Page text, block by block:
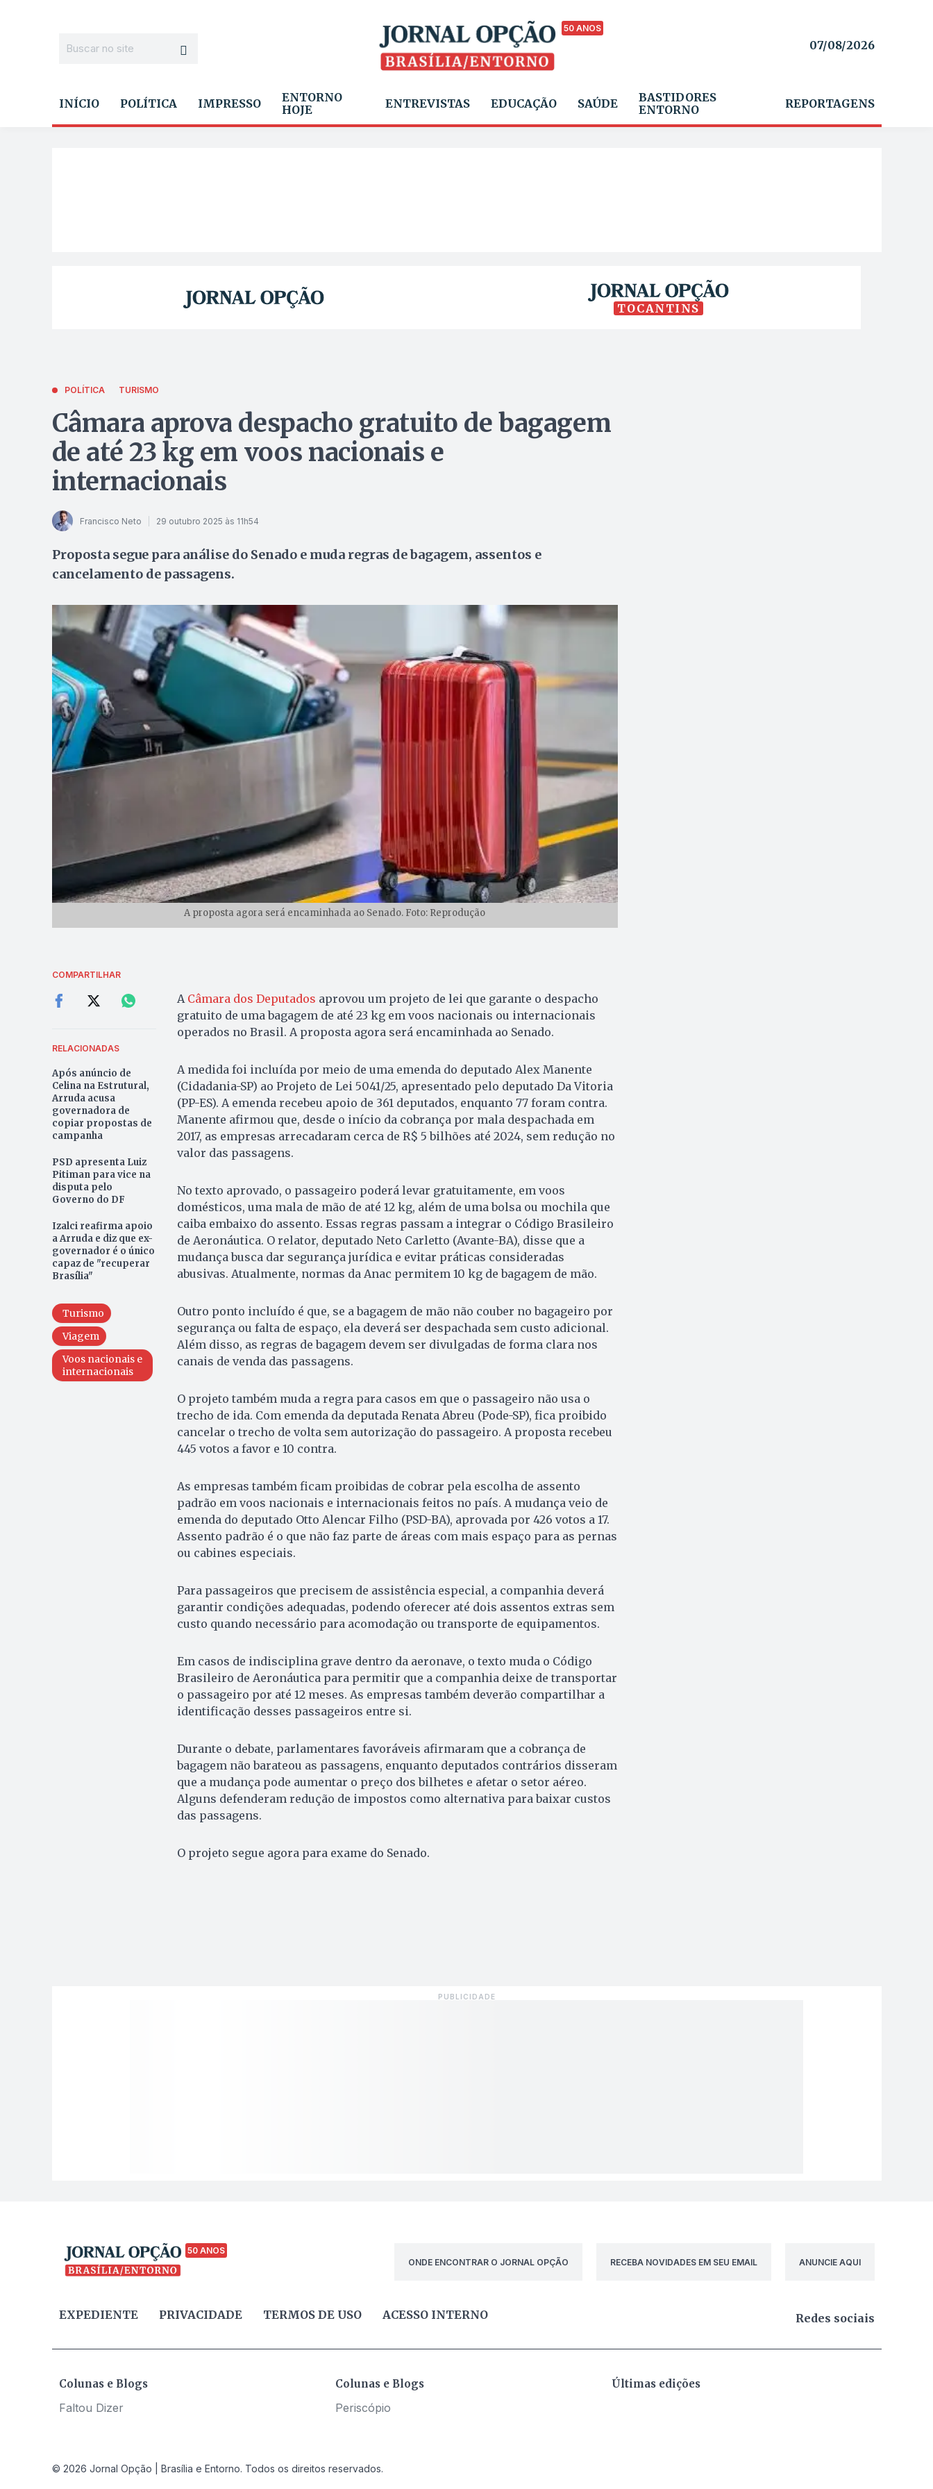
50 ANOS
07/08/2026
INÍCIO POLÍTICA IMPRESSO
ENTORNO
HOJE
ENTREVISTAS EDUCAÇÃO SAÚDE
BASTIDORES
ENTORNO
REPORTAGENS
TOCANTINS
POLÍTICA TURISMO
Câmara aprova despacho gratuito de bagagem
de até 23 kg em voos nacionais e
internacionais
Francisco Neto 29 outubro 2025 às 11h54
Proposta segue para análise do Senado e muda regras de bagagem, assentos e
cancelamento de passagens.
A proposta agora será encaminhada ao Senado. Foto: Reprodução
COMPARTILHAR
RELACIONADAS
Após anúncio de
Celina na Estrutural,
Arruda acusa
governadora de
copiar propostas de
campanha
PSD apresenta Luiz
Pitiman para vice na
disputa pelo
Governo do DF
Izalci reafirma apoio
a Arruda e diz que ex-
governador é o único
capaz de "recuperar
Brasília"
Turismo
Viagem
Voos nacionais e
internacionais
A Câmara dos Deputados aprovou um projeto de lei que garante o despacho
gratuito de uma bagagem de até 23 kg em voos nacionais ou internacionais
operados no Brasil. A proposta agora será encaminhada ao Senado.
A medida foi incluída por meio de uma emenda do deputado Alex Manente
(Cidadania-SP) ao Projeto de Lei 5041/25, apresentado pelo deputado Da Vitoria
(PP-ES). A emenda recebeu apoio de 361 deputados, enquanto 77 foram contra.
Manente afirmou que, desde o início da cobrança por mala despachada em
2017, as empresas arrecadaram cerca de R$ 5 bilhões até 2024, sem redução no
valor das passagens.
No texto aprovado, o passageiro poderá levar gratuitamente, em voos
domésticos, uma mala de mão de até 12 kg, além de uma bolsa ou mochila que
caiba embaixo do assento. Essas regras passam a integrar o Código Brasileiro
de Aeronáutica. O relator, deputado Neto Carletto (Avante-BA), disse que a
mudança busca dar segurança jurídica e evitar práticas consideradas
abusivas. Atualmente, normas da Anac permitem 10 kg de bagagem de mão.
Outro ponto incluído é que, se a bagagem de mão não couber no bagageiro por
segurança ou falta de espaço, ela deverá ser despachada sem custo adicional.
Além disso, as regras de bagagem devem ser divulgadas de forma clara nos
canais de venda das passagens.
O projeto também muda a regra para casos em que o passageiro não usa o
trecho de ida. Com emenda da deputada Renata Abreu (Pode-SP), fica proibido
cancelar o trecho de volta sem autorização do passageiro. A proposta recebeu
445 votos a favor e 10 contra.
As empresas também ficam proibidas de cobrar pela escolha de assento
padrão em voos nacionais e internacionais feitos no país. A mudança veio de
emenda do deputado Otto Alencar Filho (PSD-BA), aprovada por 426 votos a 17.
Assento padrão é o que não faz parte de áreas com mais espaço para as pernas
ou cabines especiais.
Para passageiros que precisem de assistência especial, a companhia deverá
garantir condições adequadas, podendo oferecer até dois assentos extras sem
custo quando necessário para acomodação ou transporte de equipamentos.
Em casos de indisciplina grave dentro da aeronave, o texto muda o Código
Brasileiro de Aeronáutica para permitir que a companhia deixe de transportar
o passageiro por até 12 meses. As empresas também deverão compartilhar a
identificação desses passageiros entre si.
Durante o debate, parlamentares favoráveis afirmaram que a cobrança de
bagagem não barateou as passagens, enquanto deputados contrários disseram
que a mudança pode aumentar o preço dos bilhetes e afetar o setor aéreo.
Alguns defenderam redução de impostos como alternativa para baixar custos
das passagens.
O projeto segue agora para exame do Senado.
50 ANOS
ONDE ENCONTRAR O JORNAL OPÇÃO
RECEBA NOVIDADES EM SEU EMAIL ANUNCIE AQUI
EXPEDIENTE PRIVACIDADE TERMOS DE USO ACESSO INTERNO Redes sociais
Colunas e Blogs
Faltou Dizer
Colunas e Blogs
Periscópio
Últimas edições
© 2026 Jornal Opção | Brasília e Entorno. Todos os direitos reservados.